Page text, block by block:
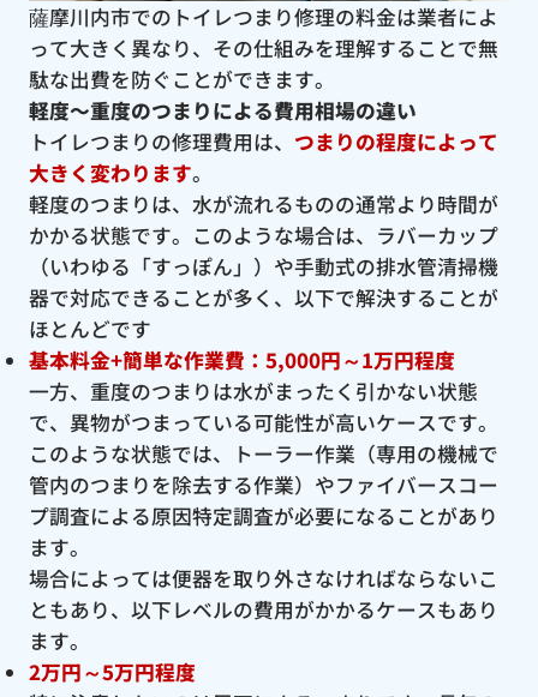
薩摩川内市でのトイレつまり修理の料金は業者によ
って大きく異なり、その仕組みを理解することで無
駄な出費を防ぐことができます。
軽度〜重度のつまりによる費用相場の違い
トイレつまりの修理費用は、 つまりの程度によって
大きく変わります。
軽度のつまりは、水が流れるものの通常より時間が
かかる状態です。このような場合は、ラバーカップ
（いわゆる「すっぽん」）や手動式の排水管清掃機
器で対応できることが多く、以下で解決することが
ほとんどです
基本料金+簡単な作業費：5,000円～1万円程度
一方、重度のつまりは水がまったく引かない状態
で、異物がつまっている可能性が高いケースです。
このような状態では、トーラー作業（専用の機械で
管内のつまりを除去する作業）やファイバースコー
プ調査による原因特定調査が必要になることがあり
ます。
場合によっては便器を取り外さなければならないこ
ともあり、以下レベルの費用がかかるケースもあり
ます。
2万円～5万円程度